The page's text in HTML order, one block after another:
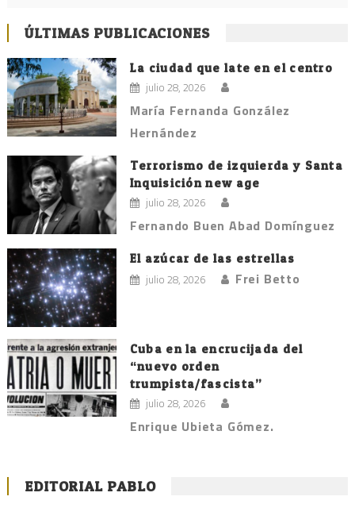
ÚLTIMAS PUBLICACIONES
La ciudad que late en el centro
julio 28, 2026
María Fernanda González
Hernández
Terrorismo de izquierda y Santa
Inquisición new age
julio 28, 2026
Fernando Buen Abad Domínguez
El azúcar de las estrellas
julio 28, 2026 Frei Betto
Cuba en la encrucijada del
“nuevo orden
trumpista/fascista”
julio 28, 2026
Enrique Ubieta Gómez.
EDITORIAL PABLO